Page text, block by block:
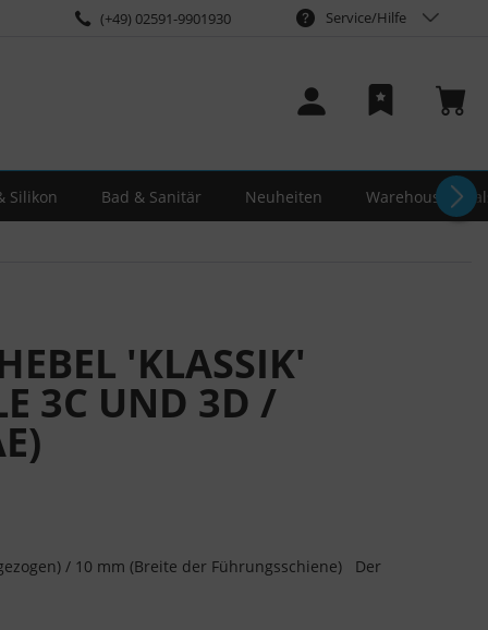
(+49) 02591-9901930 Service/Hilfe
Silikon Bad & Sanitär Neuheiten Warehouse-
'KLASSIK'
3C UND 3D /
/ 10 mm (Breite der Führungsschiene) Der